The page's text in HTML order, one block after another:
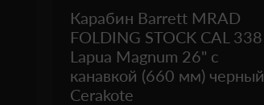
Карабин Barrett MRAD
FOLDING STOCK CAL 338
Lapua Magnum 26" с
канавкой (660 мм) черный
Cerakote